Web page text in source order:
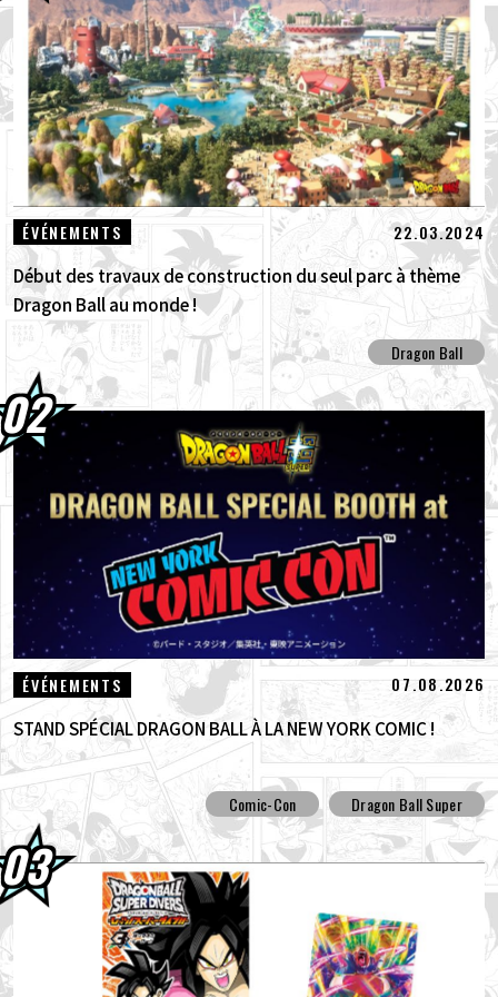
03.08.2026
Goku Super Saiyan rejoint la série BLOOD
OF SAIYANS !
01.08.2026
Packs avancés Dragon Ball Super Divers
Battle of Saiyans en vente maintenant !
30.07.2026
DRAGON BALL: Sparking! ZERO : Le
nouveau DLC NEO, véritable concent...
ÉVÉNEMENTS 22.03.2024
Début des travaux de construction du seul parc à thème
Dragon Ball au monde !
Dragon Ball
ÉVÉNEMENTS 07.08.2026
STAND SPÉCIAL DRAGON BALL À LA NEW YORK COMIC !
Comic-Con Dragon Ball Super